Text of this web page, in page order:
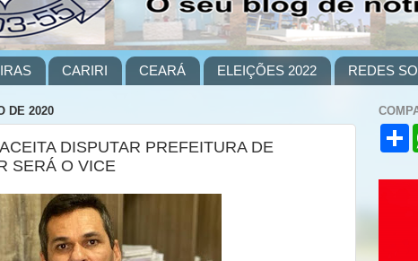
CARIRI CEARÁ ELEIÇÕES 2022 REDES
DE 2020
DISPUTAR PREFEITURA DE
SERÁ O VICE
S